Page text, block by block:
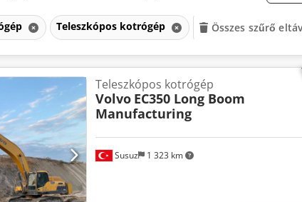
Teleszkópos kotrógép Összes szűrő
Susuz 1 323 km
Teleszkópos kotrógép
Volvo EC350 Long Boom
Manufacturing